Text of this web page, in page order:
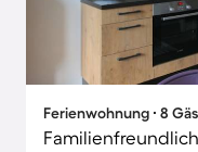
Ferienwohnung ∙ 8